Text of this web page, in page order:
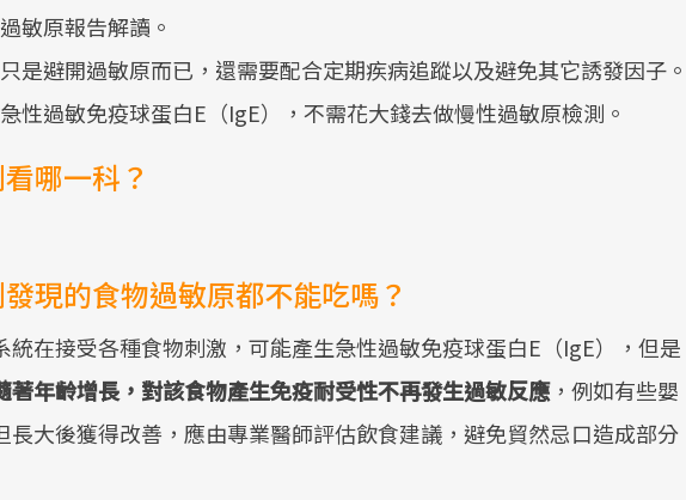
敏原報告解讀。
是避開過敏原而已，還需要配合定期疾病追蹤以及避免其它誘發因子。
性過敏免疫球蛋白E（IgE），不需花大錢去做慢性過敏原檢測。
哪一科？
現的食物過敏原都不能吃嗎？
統在接受各種食物刺激，可能產生急性過敏免疫球蛋白E（IgE），但是
著年齡增長，對該食物產生免疫耐受性不再發生過敏反應，例如有些嬰
長大後獲得改善，應由專業醫師評估飲食建議，避免貿然忌口造成部分